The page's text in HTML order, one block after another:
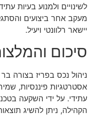
לשינויים ולמנוע בעיות
מעקב אחר ביצועים
יישאר רלוונטי ויעיל.
סיכום
ניהול נכס בפריז בצורה
אסטרטגיות פיננסיות,
עתידי. על ידי השקעה
הקהילה, ניתן להשיג